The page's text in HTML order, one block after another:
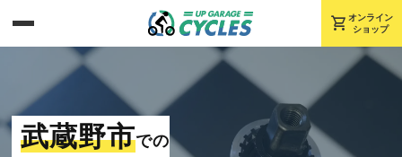
shopping_cart オンライン
ショップ
武蔵野市での